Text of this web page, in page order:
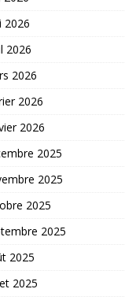
2026
2026
2026
2026
2026
2025
2025
2025
2025
2025
2025